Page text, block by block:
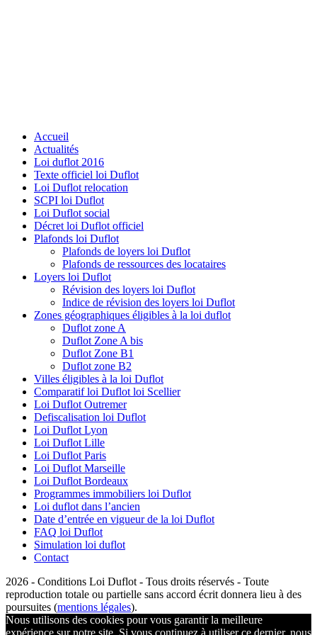
Accueil
Actualités
Loi duflot 2016
Texte officiel loi Duflot
Loi Duflot relocation
SCPI loi Duflot
Loi Duflot social
Décret loi Duflot officiel
Plafonds loi Duflot
Plafonds de loyers loi Duflot
Plafonds de ressources des locataires
Loyers loi Duflot
Révision des loyers loi Duflot
Indice de révision des loyers loi Duflot
Zones géographiques éligibles à la loi duflot
Duflot zone A
Duflot Zone A bis
Duflot Zone B1
Duflot zone B2
Villes éligibles à la loi Duflot
Comparatif loi Duflot loi Scellier
Loi Duflot Outremer
Defiscalisation loi Duflot
Loi Duflot Lyon
Loi Duflot Lille
Loi Duflot Paris
Loi Duflot Marseille
Loi Duflot Bordeaux
Programmes immobiliers loi Duflot
Loi duflot dans l’ancien
Date d’entrée en vigueur de la loi Duflot
FAQ loi Duflot
Simulation loi duflot
Contact
2026 - Conditions Loi Duflot - Tous droits réservés - Toute
reproduction totale ou partielle sans accord écrit donnera lieu à des
poursuites (mentions légales).
Nous utilisons des cookies pour vous garantir la meilleure
expérience sur notre site. Si vous continuez à utiliser ce dernier, nous